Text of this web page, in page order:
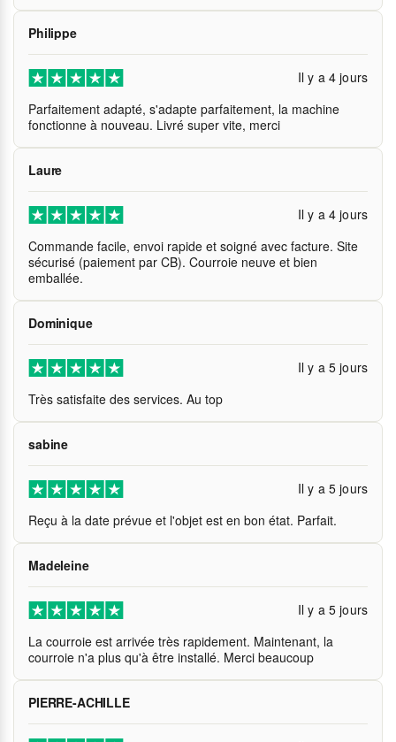
Philippe
Il y a 4 jours
Parfaitement adapté, s'adapte parfaitement, la machine
fonctionne à nouveau. Livré super vite, merci
Laure
Il y a 4 jours
Commande facile, envoi rapide et soigné avec facture. Site
sécurisé (paiement par CB). Courroie neuve et bien
emballée.
Dominique
Il y a 5 jours
Très satisfaite des services. Au top
sabine
Il y a 5 jours
Reçu à la date prévue et l'objet est en bon état. Parfait.
Madeleine
Il y a 5 jours
La courroie est arrivée très rapidement. Maintenant, la
courroie n'a plus qu'à être installé. Merci beaucoup
PIERRE-ACHILLE